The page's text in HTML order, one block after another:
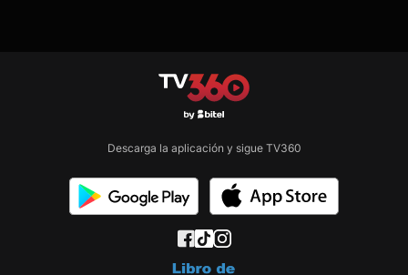
Descarga la aplicación y sigue TV360